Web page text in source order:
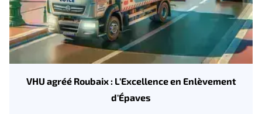
VHU agréé Roubaix : L'Excellence en Enlèvement
d'Épaves